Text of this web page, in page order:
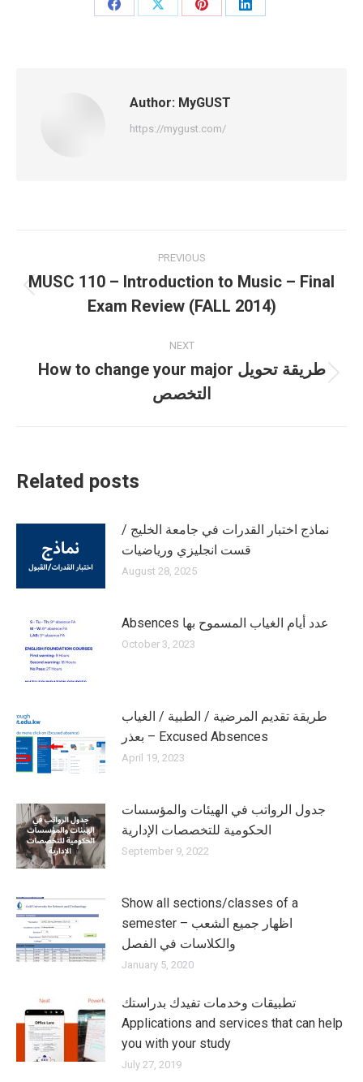
Share
Share
Share
Share
Author: MyGUST
https://mygust.com/
navigation
PREVIOUS
post:
MUSC 110 – Introduction to Music – Final
Exam Review (FALL 2014)
NEXT
post:
How to change your major طريقة تحويل
التخصص
Related posts
نماذج اختبار القدرات في جامعة الخليج /
قست انجليزي ورياضيات
August 28, 2025
Absences عدد أيام الغياب المسموح بها
October 3, 2023
طريقة تقديم المرضية / الطبية / الغياب
بعذر – Excused Absences
April 19, 2023
جدول الرواتب في الهيئات والمؤسسات
الحكومية للتخصصات الإدارية
September 9, 2022
Show all sections/classes of a
semester – اظهار جميع الشعب
والكلاسات في الفصل
January 5, 2020
تطبيقات وخدمات تفيدك بدراستك
Applications and services that can help
you with your study
July 27, 2019